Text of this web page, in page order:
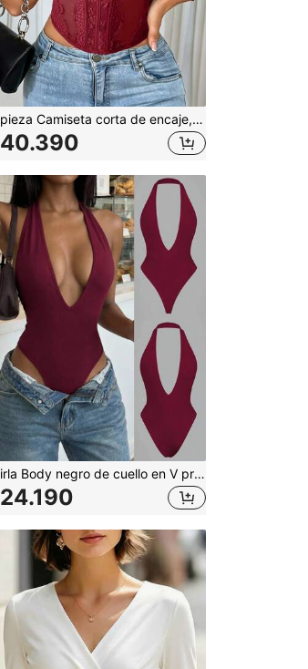
1 pieza Camiseta corta de encaje, adecuada para citas, fiestas y salidas casuales de verano
40.390
Flirla Body negro de cuello en V profundo y espalda descubierta, elástico, suave, cómodo, de moda, casual, sexy, adecuado para mujeres de talla pequeña, primavera/verano
24.190